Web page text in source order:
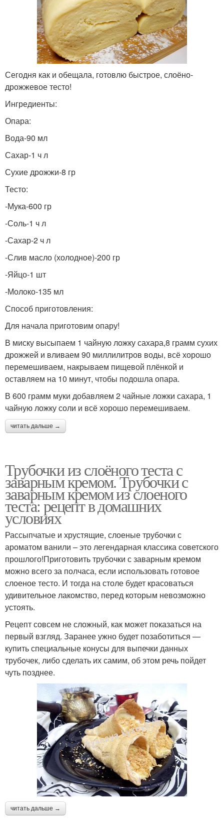
Сегодня как и обещала, готовлю быстрое, слоёно-
дрожжевое тесто!
Ингредиенты:
Опара:
Вода-90 мл
Сахар-1 ч л
Сухие дрожжи-8 гр
Тесто:
-Мука-600 гр
-Соль-1 ч л
-Сахар-2 ч л
-Слив масло (холодное)-200 гр
-Яйцо-1 шт
-Молоко-135 мл
Способ приготовления:
Для начала приготовим опару!
В миску высыпаем 1 чайную ложку сахара,8 грамм сухих
дрожжей и вливаем 90 миллилитров воды, всё хорошо
перемешиваем, накрываем пищевой плёнкой и
оставляем на 10 минут, чтобы подошла опара.
В 600 грамм муки добавляем 2 чайные ложки сахара, 1
чайную ложку соли и всё хорошо перемешиваем.
читать дальше →
Трубочки из слоёного теста с
заварным кремом. Трубочки с
заварным кремом из слоеного
теста: рецепт в домашних
условиях
Рассыпчатые и хрустящие, слоеные трубочки с
ароматом ванили – это легендарная классика советского
прошлого!Приготовить трубочки с заварным кремом
можно всего за полчаса, если использовать готовое
слоеное тесто. И тогда на столе будет красоваться
удивительное лакомство, перед которым невозможно
устоять.
Рецепт совсем не сложный, как может показаться на
первый взгляд. Заранее ужно будет позаботиться —
купить специальные конусы для выпечки данных
трубочек, либо сделать их самим, об этом речь пойдет
чуть позднее.
читать дальше →